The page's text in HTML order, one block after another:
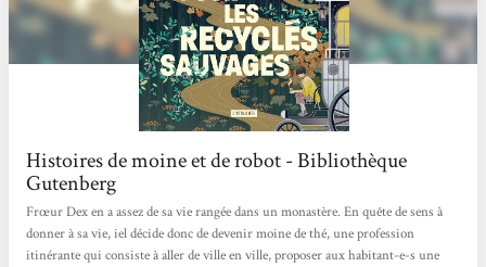
Histoires de moine et de robot - Bibliothèque
Gutenberg
Frœur Dex en a assez de sa vie rangée dans un monastère. En quête de sens à
donner à sa vie, iel décide donc de devenir moine de thé, une profession
itinérante qui consiste à aller de ville en ville, proposer aux habitant-e-s une